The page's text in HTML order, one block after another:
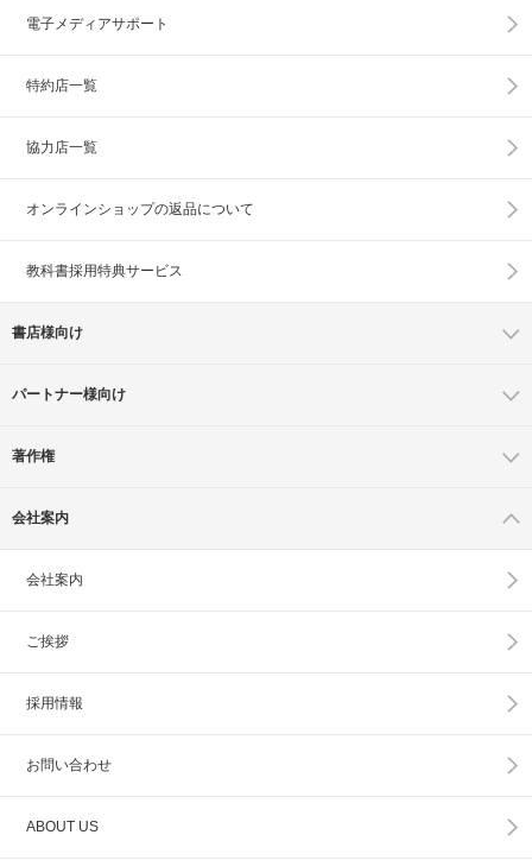
電子メディアサポート
特約店一覧
協力店一覧
オンラインショップの返品について
教科書採用特典サービス
書店様向け
パートナー様向け
著作権
会社案内
会社案内
ご挨拶
採用情報
お問い合わせ
ABOUT US